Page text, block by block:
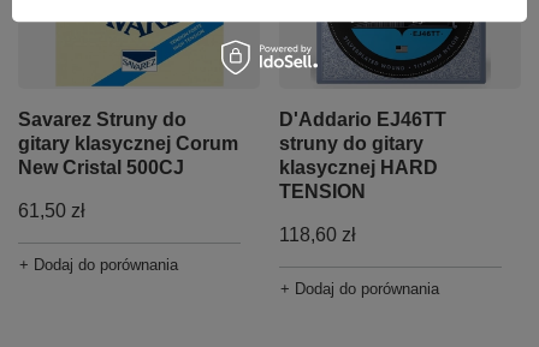
Savarez Struny do
gitary klasycznej Corum
New Cristal 500CJ
61,50 zł
+ Dodaj do porównania
D'Addario EJ46TT
struny do gitary
klasycznej HARD
TENSION
118,60 zł
+ Dodaj do porównania